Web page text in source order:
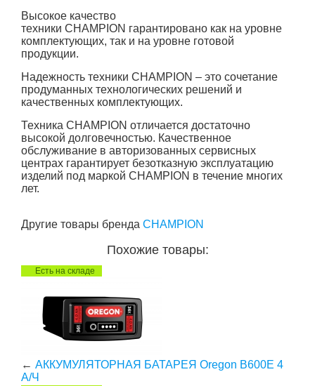
Высокое качество
техники CHAMPION гарантировано как на уровне
комплектующих, так и на уровне готовой
продукции.
Надежность техники CHAMPION – это сочетание
продуманных технологических решений и
качественных комплектующих.
Техника CHAMPION отличается достаточно
высокой долговечностью. Качественное
обслуживание в авторизованных сервисных
центрах гарантирует безотказную эксплуатацию
изделий под маркой CHAMPION в течение многих
лет.
Другие товары бренда CHAMPION
Похожие товары:
Есть на складе
← АККУМУЛЯТОРНАЯ БАТАРЕЯ Oregon B600E 4
А/Ч